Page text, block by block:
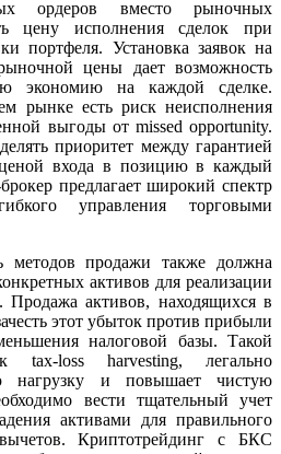
ордеров вместо рыночных
цену исполнения сделок при
портфеля. Установка заявок на
цены дает возможность
экономию на каждой сделке.
рынке есть риск неисполнения
выгоды от missed opportunity.
приоритет между гарантией
входа в позицию в каждый
предлагает широкий спектр
управления торговыми
методов продажи также должна
активов для реализации
Продажа активов, находящихся в
этот убыток против прибыли
налоговой базы. Такой
tax-loss harvesting, легально
нагрузку и повышает чистую
вести тщательный учет
активами для правильного
Криптотрейдинг с БКС